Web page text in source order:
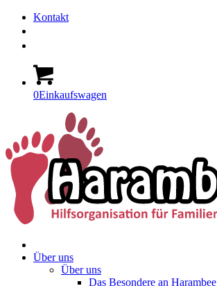
Kontakt
0Einkaufswagen
Über uns
Über uns
Das Besondere an Harambee